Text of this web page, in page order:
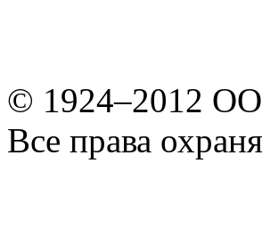
© 1924–2012
Все права